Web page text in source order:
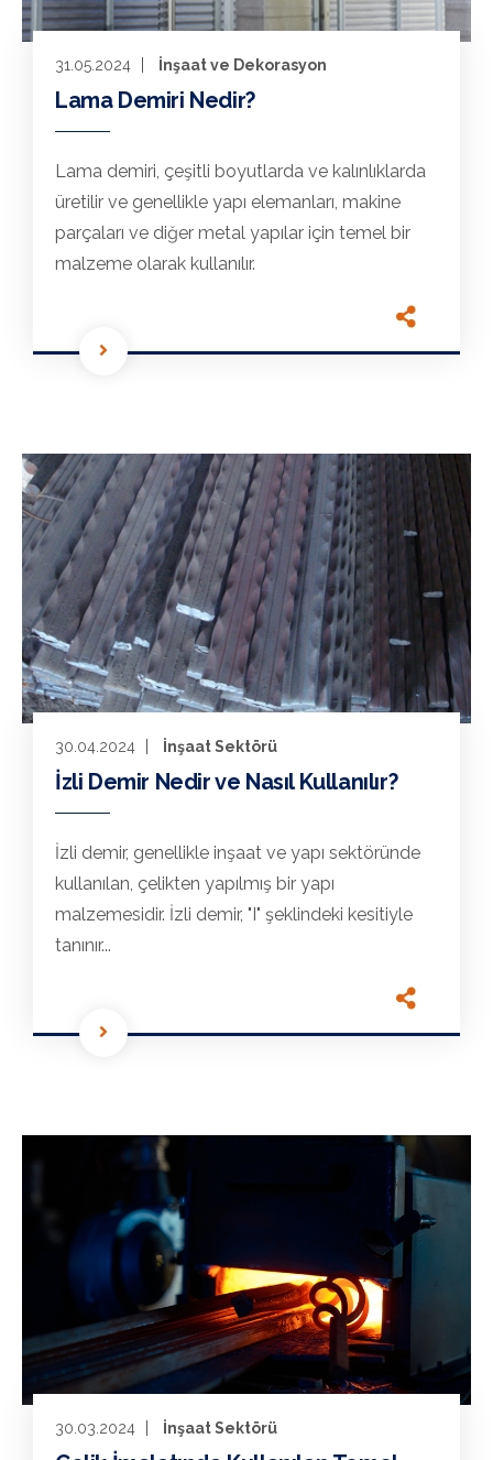
31.05.2024 İnşaat ve Dekorasyon
Lama Demiri Nedir?
Lama demiri, çeşitli boyutlarda ve kalınlıklarda
üretilir ve genellikle yapı elemanları, makine
parçaları ve diğer metal yapılar için temel bir
malzeme olarak kullanılır.
30.04.2024 İnşaat Sektörü
İzli Demir Nedir ve Nasıl Kullanılır?
İzli demir, genellikle inşaat ve yapı sektöründe
kullanılan, çelikten yapılmış bir yapı
malzemesidir. İzli demir, "I" şeklindeki kesitiyle
tanınır...
30.03.2024 İnşaat Sektörü